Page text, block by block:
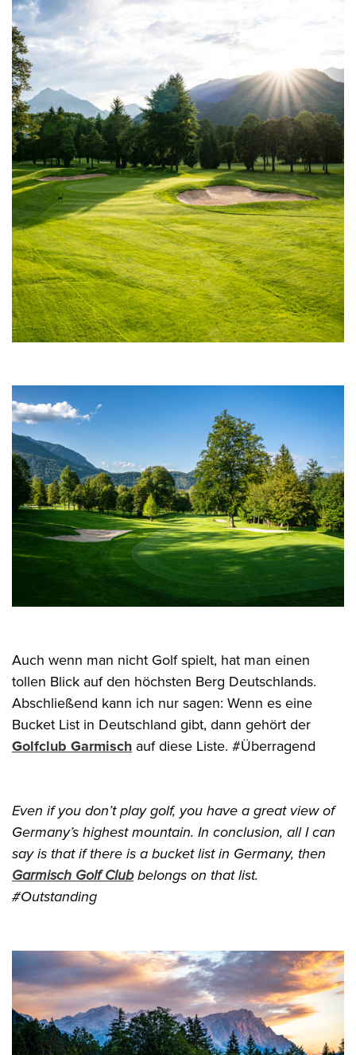
Auch wenn man nicht Golf spielt, hat man einen
tollen Blick auf den höchsten Berg Deutschlands.
Abschließend kann ich nur sagen: Wenn es eine
Bucket List in Deutschland gibt, dann gehört der
Golfclub Garmisch auf diese Liste. #Überragend
Even if you don’t play golf, you have a great view of
Germany’s highest mountain. In conclusion, all I can
say is that if there is a bucket list in Germany, then
Garmisch Golf Clubbelongs on that list.
#Outstanding